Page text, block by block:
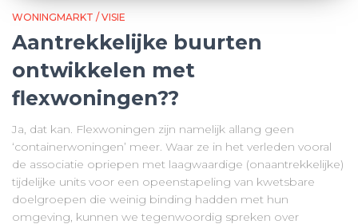
WONINGMARKT / VISIE
Aantrekkelijke buurten
ontwikkelen met
flexwoningen??
Ja, dat kan. Flexwoningen zijn namelijk allang geen
‘containerwoningen’ meer. Waar ze in het verleden vooral
de associatie opriepen met laagwaardige (onaantrekkelijke)
tijdelijke units voor een opeenstapeling van kwetsbare
doelgroepen die weinig binding hadden met hun
omgeving, kunnen we tegenwoordig spreken over